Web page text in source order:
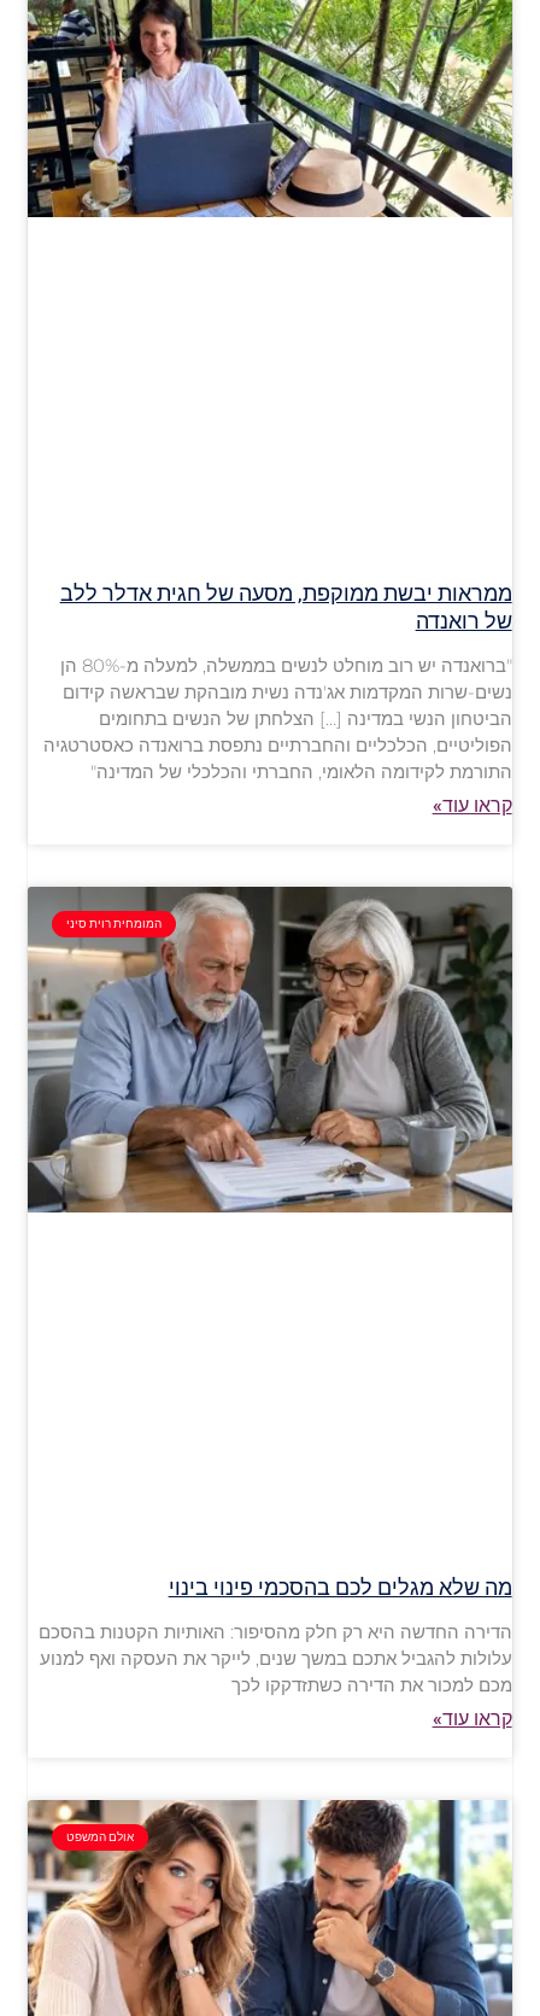
ממראות יבשת ממוקפת, מסעה של חגית אדלר ללב
של רואנדה
"ברואנדה יש רוב מוחלט לנשים בממשלה, למעלה מ-80% הן
נשים-שרות המקדמות אג'נדה נשית מובהקת שבראשה קידום
הביטחון הנשי במדינה […] הצלחתן של הנשים בתחומים
הפוליטיים, הכלכליים והחברתיים נתפסת ברואנדה כאסטרטגיה
התורמת לקידומה הלאומי, החברתי והכלכלי של המדינה"
קראו עוד»
המומחית רוית סיני
מה שלא מגלים לכם בהסכמי פינוי בינוי
הדירה החדשה היא רק חלק מהסיפור: האותיות הקטנות בהסכם
עלולות להגביל אתכם במשך שנים, לייקר את העסקה ואף למנוע
מכם למכור את הדירה כשתזדקקו לכך
קראו עוד»
אולם המשפט